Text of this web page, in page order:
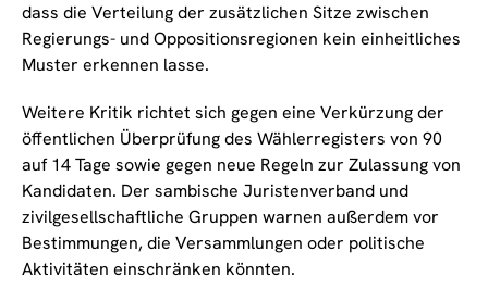
dass die Verteilung der zusätzlichen Sitze zwischen
Regierungs- und Oppositionsregionen kein einheitliches
Muster erkennen lasse.
Weitere Kritik richtet sich gegen eine Verkürzung der
öffentlichen Überprüfung des Wählerregisters von 90
auf 14 Tage sowie gegen neue Regeln zur Zulassung von
Kandidaten. Der sambische Juristenverband und
zivilgesellschaftliche Gruppen warnen außerdem vor
Bestimmungen, die Versammlungen oder politische
Aktivitäten einschränken könnten.